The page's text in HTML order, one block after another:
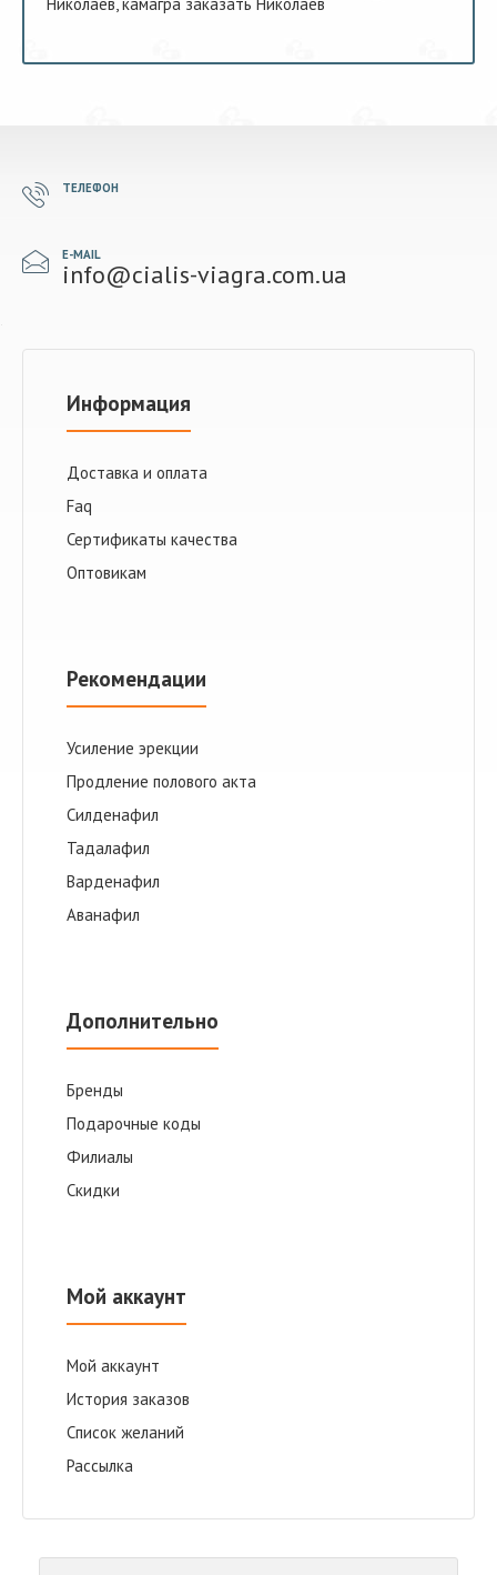
ТЕЛЕФОН
E-MAIL
info@cialis-viagra.com.ua
Информация
Доставка и оплата
Faq
Сертификаты качества
Оптовикам
Рекомендации
Усиление эрекции
Продление полового акта
Cилденафил
Тадалафил
Варденафил
Аванафил
Дополнительно
Бренды
Подарочные коды
Филиалы
Скидки
Мой аккаунт
Мой аккаунт
История заказов
Список желаний
Рассылка